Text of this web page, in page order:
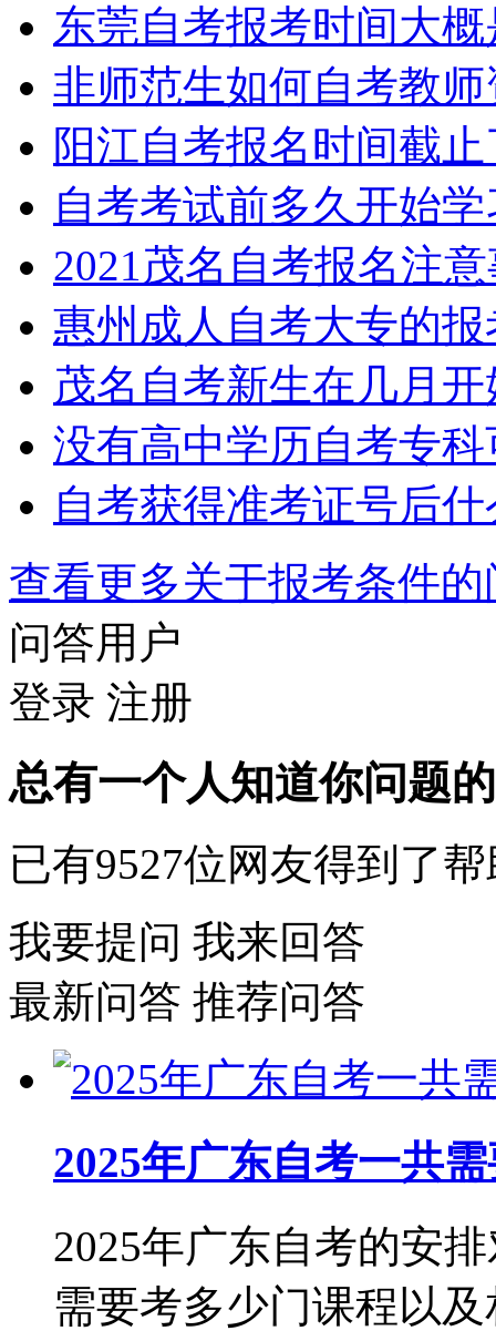
东莞自考报考时间大
非师范生如何自考教
阳江自考报名时间截
自考考试前多久开始
2021茂名自考报名注
惠州成人自考大专的
茂名自考新生在几月
没有高中学历自考专
自考获得准考证号后
查看更多关于报考条件
问答用户
登录 注册
总有一个人知道你问题
已有9527位网友得到了帮
我要提问 我来回答
最新问答 推荐问答
2025年广东自考一共
2025年广东自考的安
需要考多少门课程以及